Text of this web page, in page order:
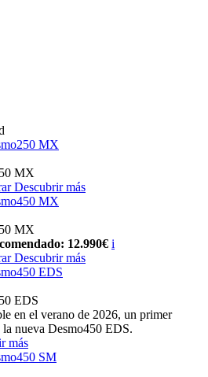
MX
MX
Descubrir más
MX
MX
12.990€ i
Descubrir más
EDS
EDS
en el verano de 2026, un primer
la nueva Desmo450 EDS.
más
SM